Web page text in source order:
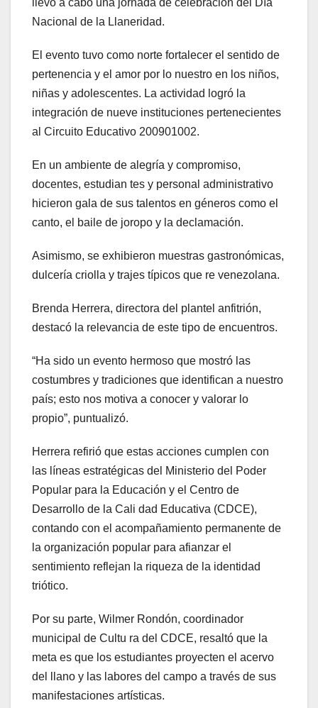
llevó a cabo una jornada de celebración del Día
Nacional de la Llaneridad.
El evento tuvo como norte fortalecer el sentido de
pertenencia y el amor por lo nuestro en los niños,
niñas y adolescentes. La actividad logró la
integración de nueve instituciones pertenecientes
al Circuito Educativo 200901002.
En un ambiente de alegría y compromiso,
docentes, estudian tes y personal administrativo
hicieron gala de sus talentos en géneros como el
canto, el baile de joropo y la declamación.
Asimismo, se exhibieron muestras gastronómicas,
dulcería criolla y trajes típicos que re venezolana.
Brenda Herrera, directora del plantel anfitrión,
destacó la relevancia de este tipo de encuentros.
“Ha sido un evento hermoso que mostró las
costumbres y tradiciones que identifican a nuestro
país; esto nos motiva a conocer y valorar lo
propio”, puntualizó.
Herrera refirió que estas acciones cumplen con
las líneas estratégicas del Ministerio del Poder
Popular para la Educación y el Centro de
Desarrollo de la Cali dad Educativa (CDCE),
contando con el acompañamiento permanente de
la organización popular para afianzar el
sentimiento reflejan la riqueza de la identidad
triótico.
Por su parte, Wilmer Rondón, coordinador
municipal de Cultu ra del CDCE, resaltó que la
meta es que los estudiantes proyecten el acervo
del llano y las labores del campo a través de sus
manifestaciones artísticas.